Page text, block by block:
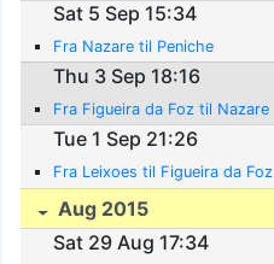
Sat 5 Sep 15:34
Fra Nazare til Peniche
Thu 3 Sep 18:16
Fra Figueira da Foz til Nazare
Tue 1 Sep 21:26
Fra Leixoes til Figueira da Foz
Aug 2015
Sat 29 Aug 17:34